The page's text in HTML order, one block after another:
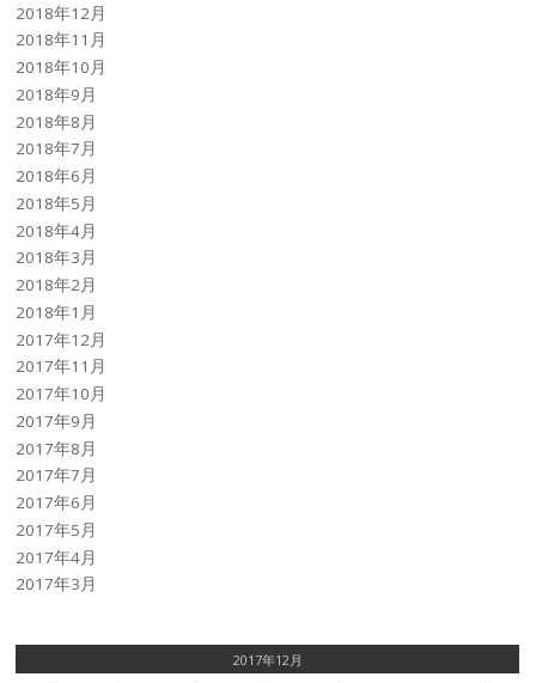
2018年12月
2018年11月
2018年10月
2018年9月
2018年8月
2018年7月
2018年6月
2018年5月
2018年4月
2018年3月
2018年2月
2018年1月
2017年12月
2017年11月
2017年10月
2017年9月
2017年8月
2017年7月
2017年6月
2017年5月
2017年4月
2017年3月
2017年12月